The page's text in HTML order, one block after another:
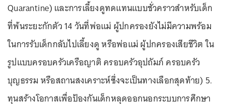
Quarantine) และการเลี้ยงดูทดแทนแบบชั่วคราวสำหรับเด็ก
ที่พ้นระยะกักตัว 14 วันที่พ่อแม่ ผู้ปกครองยังไม่มีความพร้อม
ในการรับเด็กกลับไปเลี้ยงดู หรือพ่อแม่ ผู้ปกครองเสียชีวิต ใน
รูปแบบครอบครัวเครือญาติ ครอบครัวอุปถัมภ์ ครอบครัว
บุญธรรม หรือสถานสงเคราะห์ซึ่งจะเป็นทางเลือกสุดท้าย) 5.
ทุนสร้างโอกาสเพื่อป้องกันเด็กหลุดออกนอกระบบการศึกษา